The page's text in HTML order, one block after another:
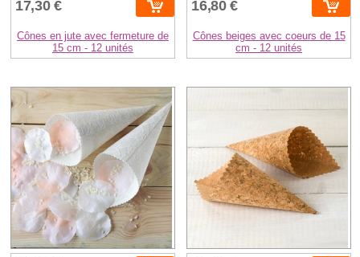
17,30 €
Cônes en jute avec fermeture de
15 cm - 12 unités
16,80 €
Cônes beiges avec coeurs de 15
cm - 12 unités